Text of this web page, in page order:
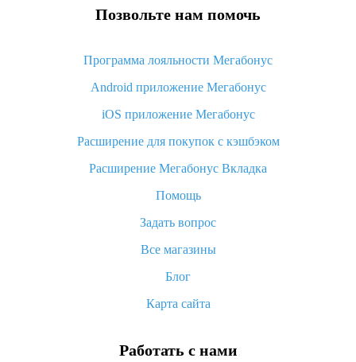
Что делать, если Алиэкспресс просит ввести паспортные
Как узнать, куда пришла посылка с Алиэкспресс
Вы отменили заказ на Алиэкспресс, когда вернут деньги?
Что такое баллы на Алиэкспресс, как их получить и
«AliExpress Standard Shipping»: что это за метод доставки и
как его отслеживать
Как покупать оптом на Алиэкспресс
Что делать, если не пришел товар с Алиэкспресс
возврата денег
Позвольте нам помочь
Программа лояльности Мегабонус
Android приложение Мегабонус
iOS приложение Мегабонус
Расширение для покупок с кэшбэком
Расширение Мегабонус Вкладка
Помощь
Задать вопрос
Все магазины
Блог
Карта сайта
Работать с нами